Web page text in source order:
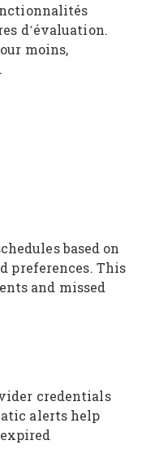
d’évaluation.
moins,
based on
preferences. This
and missed
credentials
alerts help